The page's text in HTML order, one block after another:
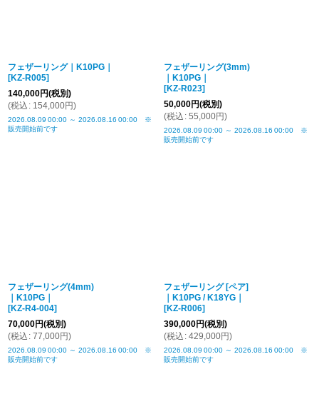
フェザーリング｜K10PG｜
[KZ-R005]
140,000円(税別)
(税込 : 154,000円)
2026.08.09 00:00 ～ 2026.08.16 00:00 ※
販売開始前です
フェザーリング(3mm)
｜K10PG｜
[KZ-R023]
50,000円(税別)
(税込 : 55,000円)
2026.08.09 00:00 ～ 2026.08.16 00:00 ※
販売開始前です
フェザーリング(4mm)
｜K10PG｜
[KZ-R4-004]
70,000円(税別)
(税込 : 77,000円)
2026.08.09 00:00 ～ 2026.08.16 00:00 ※
販売開始前です
フェザーリング [ペア]
｜K10PG / K18YG｜
[KZ-R006]
390,000円(税別)
(税込 : 429,000円)
2026.08.09 00:00 ～ 2026.08.16 00:00 ※
販売開始前です